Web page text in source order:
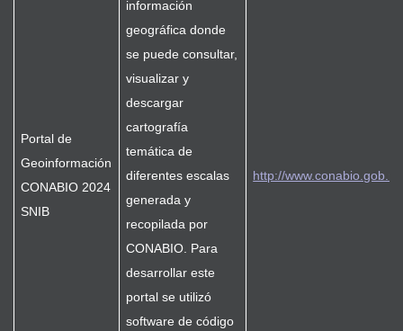
Portal de
Geoinformación
CONABIO 2024
SNIB
información
geográfica donde
se puede consultar,
visualizar y
descargar
cartografía
temática de
diferentes escalas
generada y
recopilada por
CONABIO. Para
desarrollar este
portal se utilizó
software de código
http://